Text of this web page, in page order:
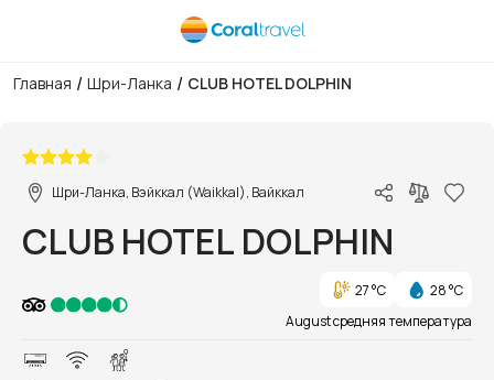
Главная / Шри-Ланка / CLUB HOTEL DOLPHIN
Шри-Ланка, Вэйккал (Waikkal), Вайккал
CLUB HOTEL DOLPHIN
27 °C
28 °C
August средняя температура